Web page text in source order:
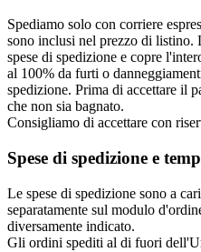
Spediamo solo con corriere
sono inclusi nel prezzo di listino.
spese di spedizione e copre
al 100% da furti o
spedizione. Prima di accettare il
che non sia bagnato.
Consigliamo di accettare con
Spese di spedizione e
Le spese di spedizione sono a
separatamente sul modulo
diversamente indicato.
Gli ordini spediti al di fuori